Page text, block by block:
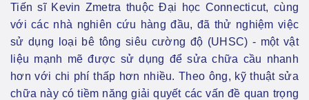
Tiến sĩ Kevin Zmetra thuộc Đại học Connecticut, cùng
với các nhà nghiên cứu hàng đầu, đã thử nghiệm việc
sử dụng loại bê tông siêu cường độ (UHSC) - một vật
liệu mạnh mẽ được sử dụng để sửa chữa cầu nhanh
hơn với chi phí thấp hơn nhiều. Theo ông, kỹ thuật sửa
chữa này có tiềm năng giải quyết các vấn đề quan trọng